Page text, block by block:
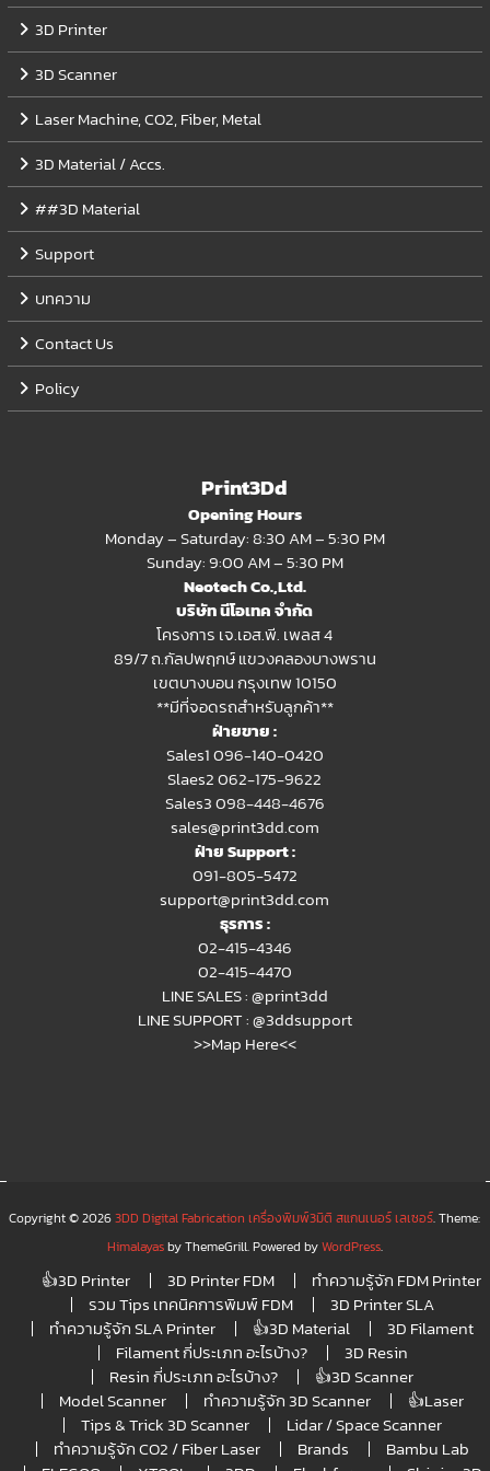
3D Printer
3D Scanner
Laser Machine, CO2, Fiber, Metal
3D Material / Accs.
##3D Material
Support
บทความ
Contact Us
Policy
Print3Dd
Opening Hours
Monday – Saturday: 8:30 AM – 5:30 PM
Sunday: 9:00 AM – 5:30 PM
Neotech Co.,Ltd.
บริษัท นีโอเทค จำกัด
โครงการ เจ.เอส.พี. เพลส 4
89/7 ถ.กัลปพฤกษ์ แขวงคลองบางพราน
เขตบางบอน กรุงเทพ 10150
**มีที่จอดรถสำหรับลูกค้า**
ฝ่ายขาย :
Sales1 096-140-0420
Slaes2062-175-9622
Sales3 098-448-4676
sales@print3dd.com
ฝ่าย Support :
091-805-5472
support@print3dd.com
ธุรการ :
02-415-4346
02-415-4470
LINE SALES :@print3dd
LINE SUPPORT :@3ddsupport
>>Map Here<<
Copyright © 20263DD Digital Fabrication เครื่องพิมพ์3มิติ สแกนเนอร์ เลเซอร์. Theme:
Himalayasby ThemeGrill. Powered byWordPress.
👍3D Printer 3D Printer FDM
ทำความรู้จัก FDM Printer
รวม Tips เทคนิคการพิมพ์ FDM
3D Printer SLA
ทำความรู้จัก SLA Printer
👍3D Material
3D Filament
Filament กี่ประเภท อะไรบ้าง?
3D Resin
Resin กี่ประเภท อะไรบ้าง?
👍3D Scanner
Model Scanner
ทำความรู้จัก 3D Scanner
👍Laser
Tips & Trick 3D Scanner
Lidar / Space Scanner
ทำความรู้จัก CO2 / Fiber Laser
Brands
Bambu Lab